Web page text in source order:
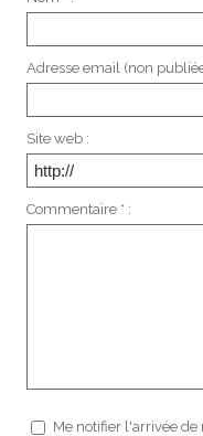
Adresse email (non
Site web :
Commentaire * :
Me notifier l'arrivée